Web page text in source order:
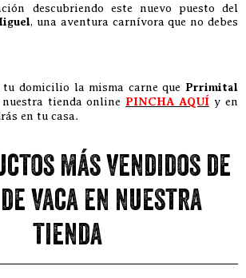
descubriendo este nuevo puesto del
, una aventura carnívora que no debes
tu domicilio la misma carne que Prrimital
tienda online PINCHA AQUÍ y en
en tu casa.
más vendidos de
vaca en nuestra
tienda